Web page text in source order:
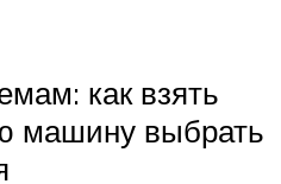
как взять
машину выбрать